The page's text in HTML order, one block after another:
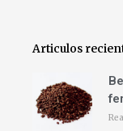
Articulos